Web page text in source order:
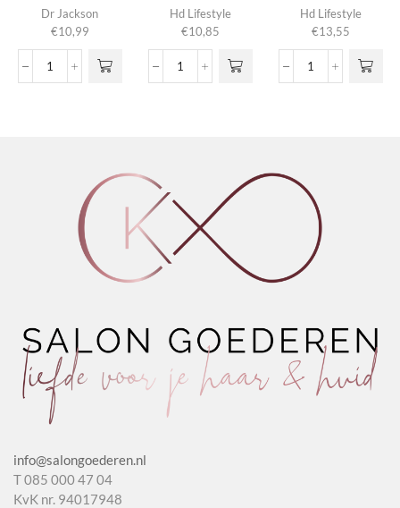
Dr Jackson
€10,99
Matt
Hd Lifestyle
€10,85
Volumizing
Hd Lifestyle
€13,55
Extra
info@salongoederen.nl
T 085 000 47 04
KvK nr. 94017948